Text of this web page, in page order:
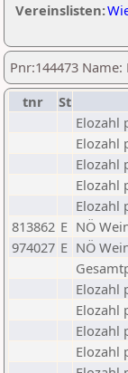
Vereinslisten:
Pnr:144473
tnr
St
Elozahl
Elozahl
Elozahl
Elozahl
Elozahl
813862 E NÖ
974027 E NÖ
Elozahl
Elozahl
Elozahl
Elozahl